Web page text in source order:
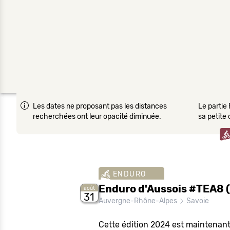
Les dates ne proposant pas les distances
recherchées ont leur opacité diminuée.
Le partie
sa petite
août
31
ENDURO
Enduro d'Aussois #TEA8
Auvergne-Rhône-Alpes Savoie
Cette édition 2024 est